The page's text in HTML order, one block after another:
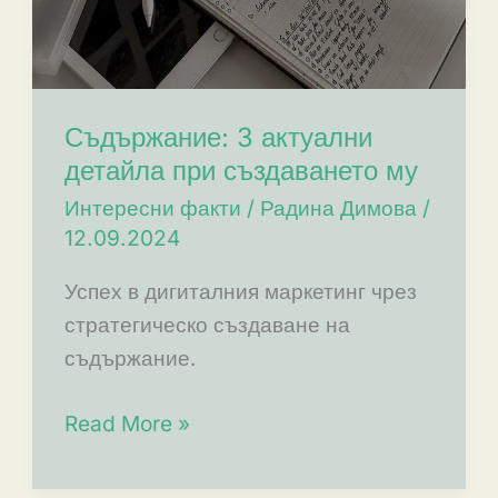
Съдържание: 3 актуални
детайла при създаването му
Интересни факти / Радина Димова /
12.09.2024
Успех в дигиталния маркетинг чрез
стратегическо създаване на
съдържание.
Съдържание:
актуални
Read More »